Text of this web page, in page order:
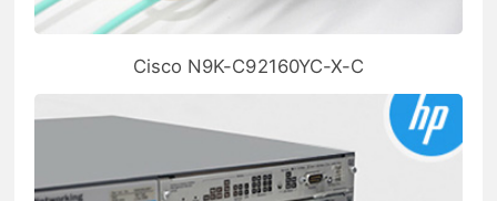
Cisco N9K-C92160YC-X-C